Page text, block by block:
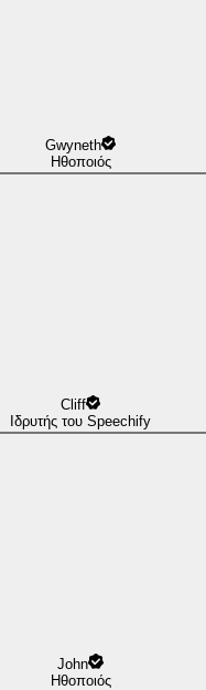
Gwyneth
Ηθοποιός
Cliff
Ιδρυτής του Speechify
John
Ηθοποιός